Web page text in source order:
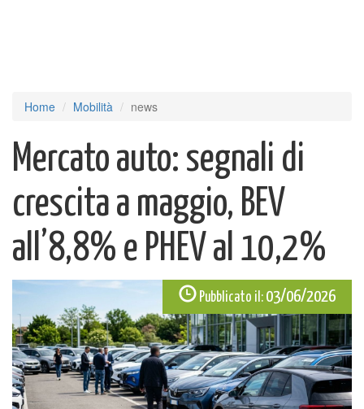
Home Mobilità news
Mercato auto: segnali di
crescita a maggio, BEV
all’8,8% e PHEV al 10,2%
Pubblicato il: 03/06/2026